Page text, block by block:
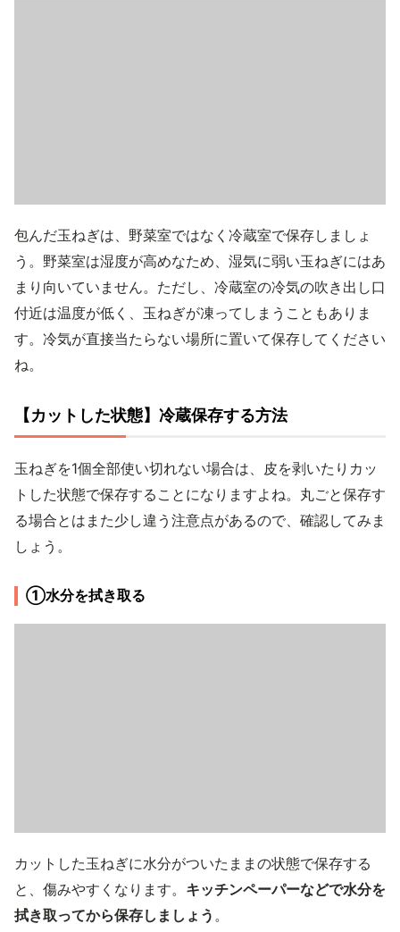
包んだ玉ねぎは、野菜室ではなく冷蔵室で保存しましょ
う。野菜室は湿度が高めなため、湿気に弱い玉ねぎにはあ
まり向いていません。ただし、冷蔵室の冷気の吹き出し口
付近は温度が低く、玉ねぎが凍ってしまうこともありま
す。冷気が直接当たらない場所に置いて保存してください
ね。
【カットした状態】冷蔵保存する方法
玉ねぎを1個全部使い切れない場合は、皮を剥いたりカッ
トした状態で保存することになりますよね。丸ごと保存す
る場合とはまた少し違う注意点があるので、確認してみま
しょう。
①水分を拭き取る
カットした玉ねぎに水分がついたままの状態で保存する
と、傷みやすくなります。 キッチンペーパーなどで水分を
拭き取ってから保存しましょう 。